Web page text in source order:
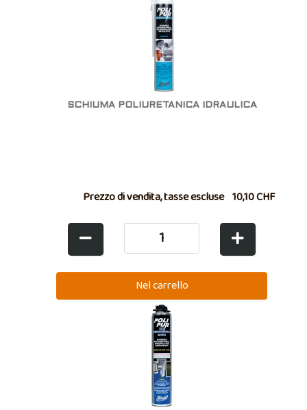
SCHIUMA POLIURETANICA IDRAULICA
Prezzo di vendita, tasse escluse 10,10 CHF